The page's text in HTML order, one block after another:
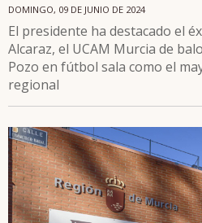
DOMINGO, 09 DE JUNIO DE 2024
El presidente ha destacado el
Alcaraz, el UCAM Murcia de
Pozo en fútbol sala como el
regional